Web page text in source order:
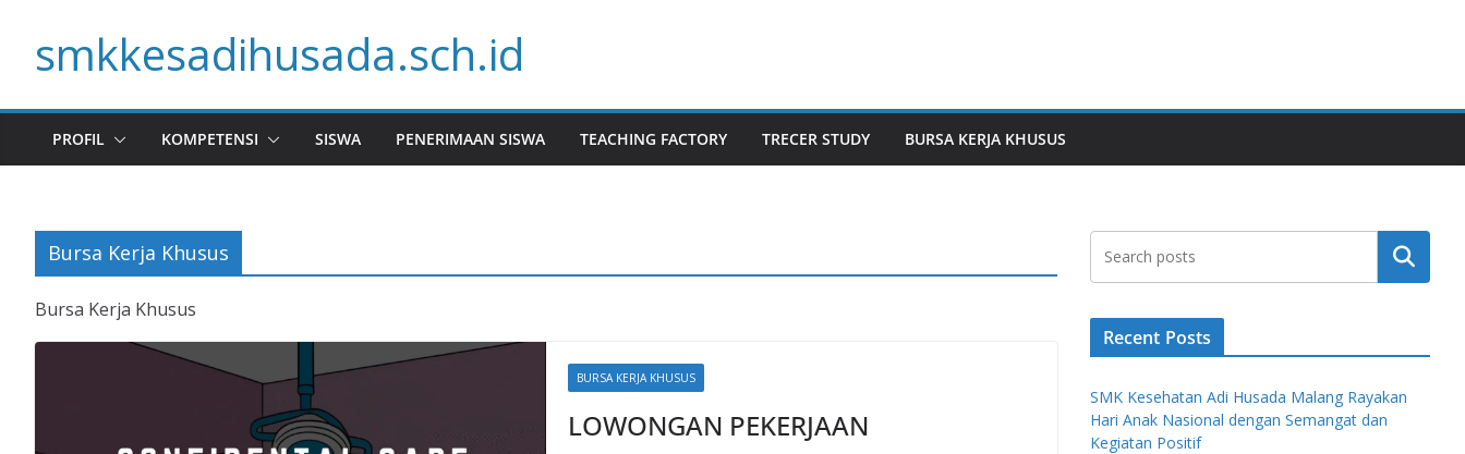
contentsmkkesadihusada.sch.id
PROFIL KOMPETENSI SISWA PENERIMAAN SISWA TEACHING FACTORY TRECER STUDY BURSA KERJA KHUSUS
Bursa Kerja Khusus
Bursa Kerja Khusus
BURSA KERJA KHUSUS
LOWONGAN PEKERJAAN
Search
Recent Posts
SMK Kesehatan Adi Husada Malang Rayakan
Hari Anak Nasional dengan Semangat dan
Kegiatan Positif